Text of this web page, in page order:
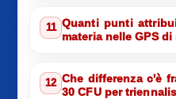
11 Quanti punti
materia nelle GPS
12 Che differenza c'è
30 CFU per